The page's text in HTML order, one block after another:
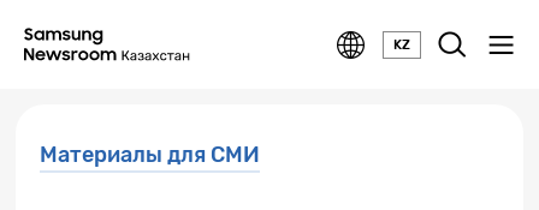
KZ
Материалы для СМИ